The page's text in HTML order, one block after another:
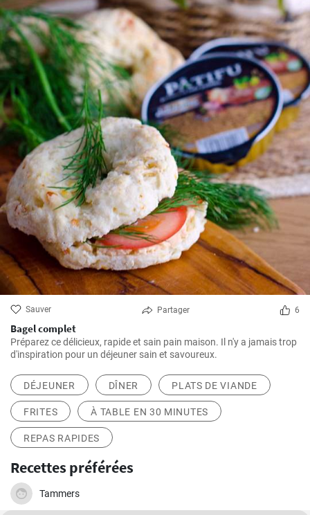
Sauver Partager 6
Bagel complet
Préparez ce délicieux, rapide et sain pain maison. Il n'y a jamais trop
d'inspiration pour un déjeuner sain et savoureux.
DÉJEUNER DÎNER PLATS DE VIANDE
FRITES À TABLE EN 30 MINUTES
REPAS RAPIDES
Recettes préférées
Tammers